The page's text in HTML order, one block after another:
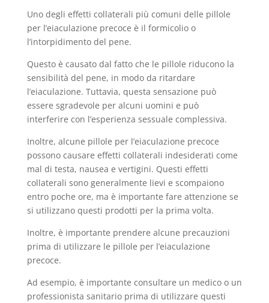
Uno degli effetti collaterali più comuni delle pillole
per l’eiaculazione precoce è il formicolio o
l’intorpidimento del pene.
Questo è causato dal fatto che le pillole riducono la
sensibilità del pene, in modo da ritardare
l’eiaculazione. Tuttavia, questa sensazione può
essere sgradevole per alcuni uomini e può
interferire con l’esperienza sessuale complessiva.
Inoltre, alcune pillole per l’eiaculazione precoce
possono causare effetti collaterali indesiderati come
mal di testa, nausea e vertigini. Questi effetti
collaterali sono generalmente lievi e scompaiono
entro poche ore, ma è importante fare attenzione se
si utilizzano questi prodotti per la prima volta.
Inoltre, è importante prendere alcune precauzioni
prima di utilizzare le pillole per l’eiaculazione
precoce.
Ad esempio, è importante consultare un medico o un
professionista sanitario prima di utilizzare questi